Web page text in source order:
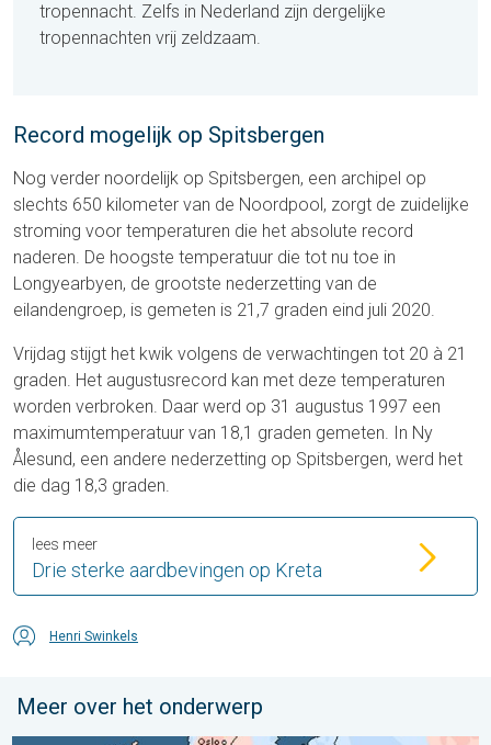
tropennacht. Zelfs in Nederland zijn dergelijke
tropennachten vrij zeldzaam.
Record mogelijk op Spitsbergen
Nog verder noordelijk op Spitsbergen, een archipel op
slechts 650 kilometer van de Noordpool, zorgt de zuidelijke
stroming voor temperaturen die het absolute record
naderen. De hoogste temperatuur die tot nu toe in
Longyearbyen, de grootste nederzetting van de
eilandengroep, is gemeten is 21,7 graden eind juli 2020.
Vrijdag stijgt het kwik volgens de verwachtingen tot 20 à 21
graden. Het augustusrecord kan met deze temperaturen
worden verbroken. Daar werd op 31 augustus 1997 een
maximumtemperatuur van 18,1 graden gemeten. In Ny
Ålesund, een andere nederzetting op Spitsbergen, werd het
die dag 18,3 graden.
Drie sterke aardbevingen op Kreta
lees meer
Henri Swinkels
Meer over het onderwerp